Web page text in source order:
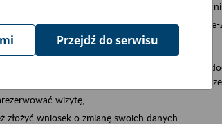
wniosek o wydanie zaświadczenia o
do zwolnień lekarskich swoich pracowników - e-
m.in. do formularza PIT 11A, czyli informacji o
PIT 40A, czyli rocznego obliczenia podatku
wizytę,
złożyć wniosek o zmianę swoich danych.
Przejdź do serwisu